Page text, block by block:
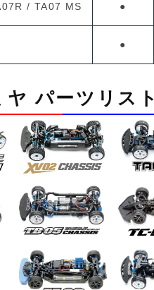
/ TA07 MS ●
●
ヤ パーツリスト